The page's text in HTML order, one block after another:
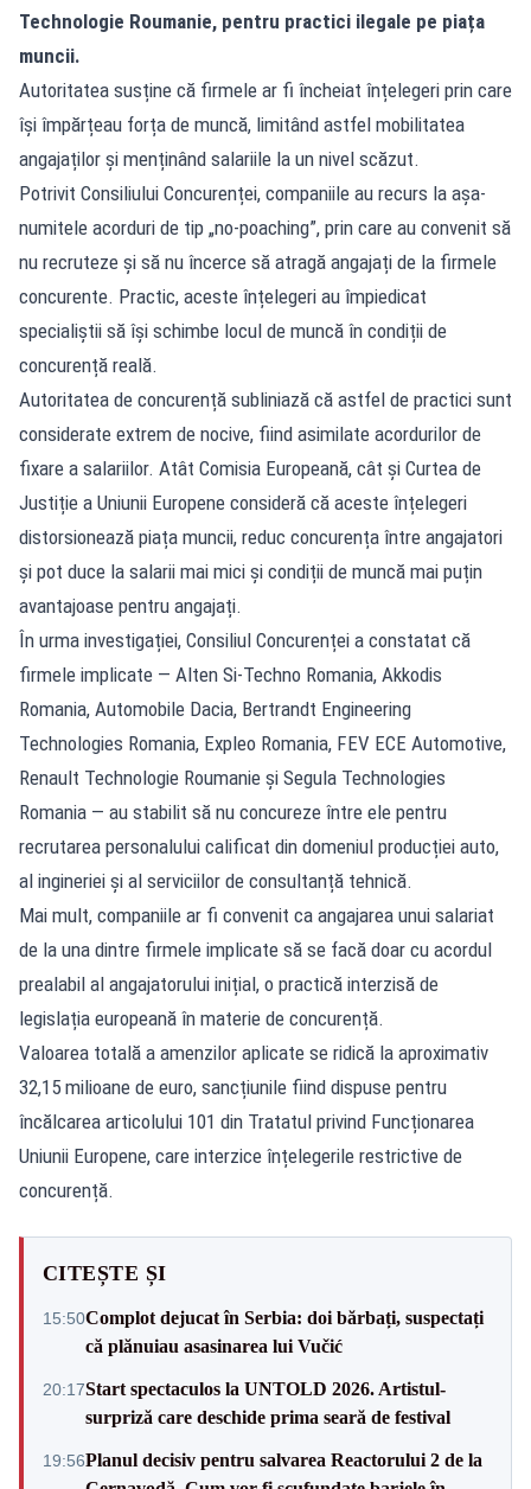
Technologie Roumanie, pentru practici ilegale pe piața
muncii.
Autoritatea susține că firmele ar fi încheiat înțelegeri prin care
își împărțeau forța de muncă, limitând astfel mobilitatea
angajaților și menținând salariile la un nivel scăzut.
Potrivit Consiliului Concurenței, companiile au recurs la așa-
numitele acorduri de tip „no-poaching”, prin care au convenit să
nu recruteze și să nu încerce să atragă angajați de la firmele
concurente. Practic, aceste înțelegeri au împiedicat
specialiștii să își schimbe locul de muncă în condiții de
concurență reală.
Autoritatea de concurență subliniază că astfel de practici sunt
considerate extrem de nocive, fiind asimilate acordurilor de
fixare a salariilor. Atât Comisia Europeană, cât și Curtea de
Justiție a Uniunii Europene consideră că aceste înțelegeri
distorsionează piața muncii, reduc concurența între angajatori
și pot duce la salarii mai mici și condiții de muncă mai puțin
avantajoase pentru angajați.
În urma investigației, Consiliul Concurenței a constatat că
firmele implicate — Alten Si-Techno Romania, Akkodis
Romania, Automobile Dacia, Bertrandt Engineering
Technologies Romania, Expleo Romania, FEV ECE Automotive,
Renault Technologie Roumanie și Segula Technologies
Romania — au stabilit să nu concureze între ele pentru
recrutarea personalului calificat din domeniul producției auto,
al ingineriei și al serviciilor de consultanță tehnică.
Mai mult, companiile ar fi convenit ca angajarea unui salariat
de la una dintre firmele implicate să se facă doar cu acordul
prealabil al angajatorului inițial, o practică interzisă de
legislația europeană în materie de concurență.
Valoarea totală a amenzilor aplicate se ridică la aproximativ
32,15 milioane de euro, sancțiunile fiind dispuse pentru
încălcarea articolului 101 din Tratatul privind Funcționarea
Uniunii Europene, care interzice înțelegerile restrictive de
concurență.
CITEȘTE ȘI
15:50Complot dejucat în Serbia: doi bărbați, suspectați
că plănuiau asasinarea lui Vučić
20:17Start spectaculos la UNTOLD 2026. Artistul-
surpriză care deschide prima seară de festival
19:56Planul decisiv pentru salvarea Reactorului 2 de la